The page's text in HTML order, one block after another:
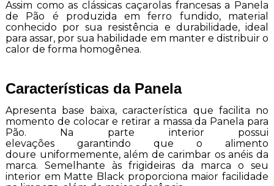
Assim como as clássicas caçarolas francesas a Panela
de Pão é produzida em ferro fundido, material
conhecido por sua resistência e durabilidade, ideal
para assar, por sua habilidade em manter e distribuir o
calor de forma homogênea.
Características da Panela
Apresenta base baixa, característica que facilita no
momento de colocar e retirar a massa da Panela para
Pão. Na parte interior possui
elevações garantindo que o alimento
doure uniformemente, além de carimbar os anéis da
marca. Semelhante às frigideiras da marca o seu
interior em Matte Black proporciona maior facilidade